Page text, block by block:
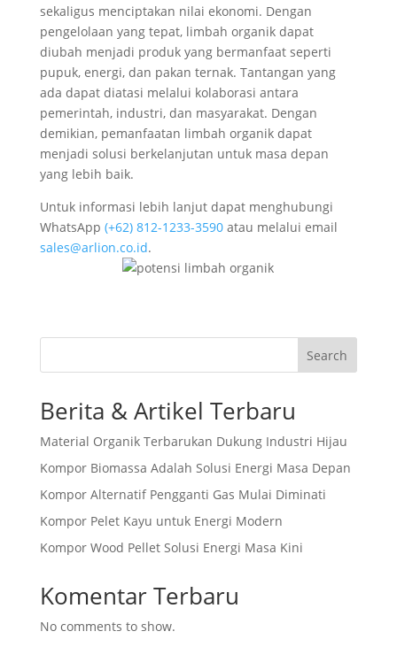
sekaligus menciptakan nilai ekonomi. Dengan
pengelolaan yang tepat, limbah organik dapat
diubah menjadi produk yang bermanfaat seperti
pupuk, energi, dan pakan ternak. Tantangan yang
ada dapat diatasi melalui kolaborasi antara
pemerintah, industri, dan masyarakat. Dengan
demikian, pemanfaatan limbah organik dapat
menjadi solusi berkelanjutan untuk masa depan
yang lebih baik.
Untuk informasi lebih lanjut dapat menghubungi
WhatsApp ‪(+62) 812-1233-3590‬atau melalui email
sales@arlion.co.id.
Search
Berita & Artikel Terbaru
Material Organik Terbarukan Dukung Industri Hijau
Kompor Biomassa Adalah Solusi Energi Masa Depan
Kompor Alternatif Pengganti Gas Mulai Diminati
Kompor Pelet Kayu untuk Energi Modern
Kompor Wood Pellet Solusi Energi Masa Kini
Komentar Terbaru
No comments to show.